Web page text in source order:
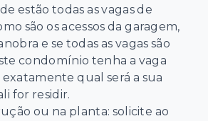
estão todas as vagas de
são os acessos da garagem,
e se todas as vagas são
condomínio tenha a vaga
qual será a sua
for residir.
ou na planta: solicite ao